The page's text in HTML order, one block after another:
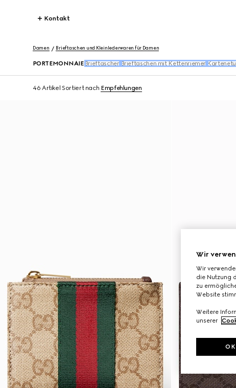
Kontakt
Damen Brieftaschen und Kleinlederwaren für Damen
PORTEMONNAIE Brieftaschen Brieftaschen mit Kettenriemen
46 Artikel Sortiert nach Empfehlungen
Wir
Wir
die Nutzung
zu
Website
Weitere
unserer
OK